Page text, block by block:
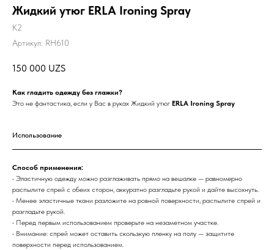
Жидкий утюг ERLA Ironing Spray
K2
Артикул: RH610
150 000 UZS
Как гладить одежду без глажки?
Это не фантастика, если у Вас в руках Жидкий утюг ERLA Ironing Spray
Использование
Способ применения:
• Эластичную одежду можно разглаживать прямо на вешалке — равномерно
распылите спрей с обеих сторон, аккуратно разгладьте рукой и дайте высохнуть.
• Менее эластичные ткани разложите на ровной поверхности, распылите спрей и
разгладьте рукой.
• Перед первым использованием проверьте на незаметном участке.
• Внимание: спрей может оставить скользкую пленку на полу — защитите
поверхности перед использованием.